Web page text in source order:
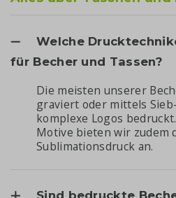
Welche
für Becher und Tassen?
Die meisten unserer
graviert oder mittels
komplexe Logos
Motive bieten wir zudem
Sublimationsdruck an.